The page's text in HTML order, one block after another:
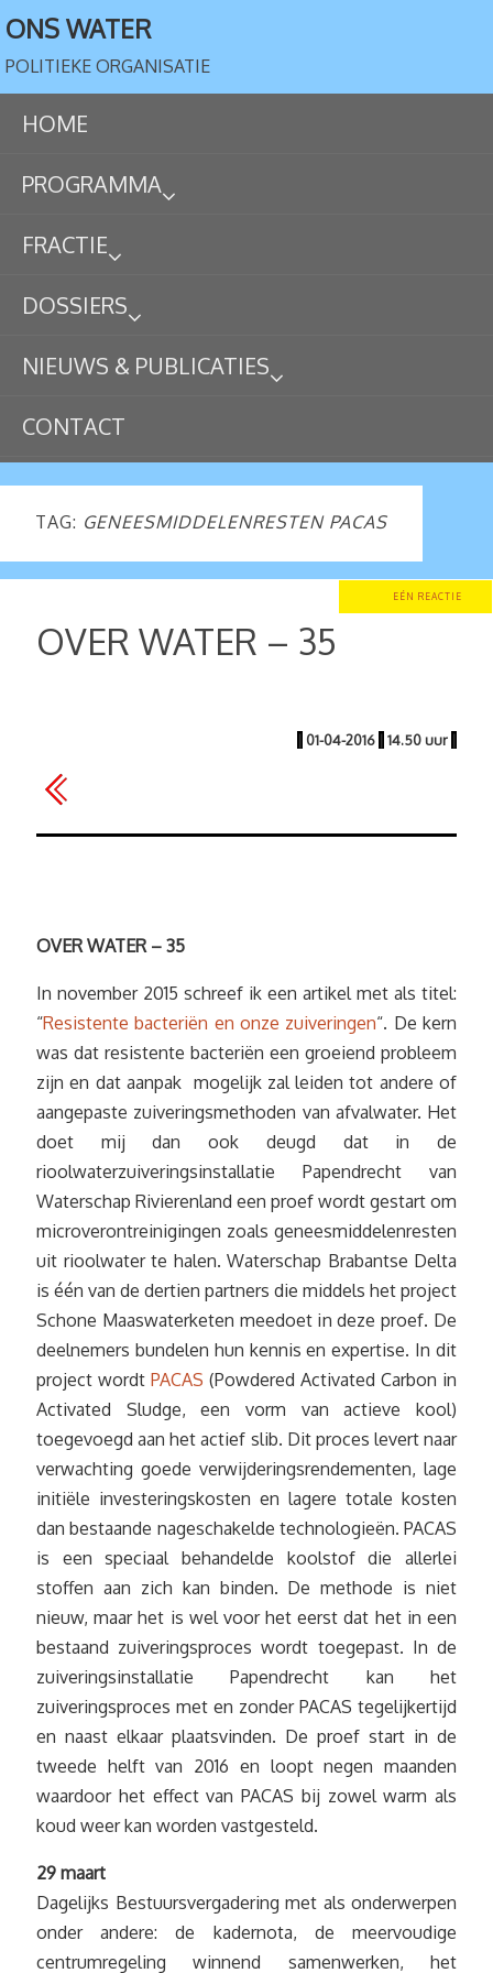
ONS WATER
POLITIEKE ORGANISATIE
HOME
PROGRAMMA
FRACTIE
DOSSIERS
NIEUWS & PUBLICATIES
CONTACT
TAG: GENEESMIDDELENRESTEN PACAS
EÉN REACTIE
OVER WATER – 35
| 01-04-2016 | 14.50 uur |
OVER WATER – 35
In november 2015 schreef ik een artikel met als titel:
“Resistente bacteriën en onze zuiveringen“. De kern
was dat resistente bacteriën een groeiend probleem
zijn en dat aanpak mogelijk zal leiden tot andere of
aangepaste zuiveringsmethoden van afvalwater. Het
doet mij dan ook deugd dat in de
rioolwaterzuiveringsinstallatie Papendrecht van
Waterschap Rivierenland een proef wordt gestart om
microverontreinigingen zoals geneesmiddelenresten
uit rioolwater te halen. Waterschap Brabantse Delta
is één van de dertien partners die middels het project
Schone Maaswaterketen meedoet in deze proef. De
deelnemers bundelen hun kennis en expertise. In dit
project wordt PACAS (Powdered Activated Carbon in
Activated Sludge, een vorm van actieve kool)
toegevoegd aan het actief slib. Dit proces levert naar
verwachting goede verwijderingsrendementen, lage
initiële investeringskosten en lagere totale kosten
dan bestaande nageschakelde technologieën. PACAS
is een speciaal behandelde koolstof die allerlei
stoffen aan zich kan binden. De methode is niet
nieuw, maar het is wel voor het eerst dat het in een
bestaand zuiveringsproces wordt toegepast. In de
zuiveringsinstallatie Papendrecht kan het
zuiveringsproces met en zonder PACAS tegelijkertijd
en naast elkaar plaatsvinden. De proef start in de
tweede helft van 2016 en loopt negen maanden
waardoor het effect van PACAS bij zowel warm als
koud weer kan worden vastgesteld.
29 maart
Dagelijks Bestuursvergadering met als onderwerpen
onder andere: de kadernota, de meervoudige
centrumregeling winnend samenwerken, het